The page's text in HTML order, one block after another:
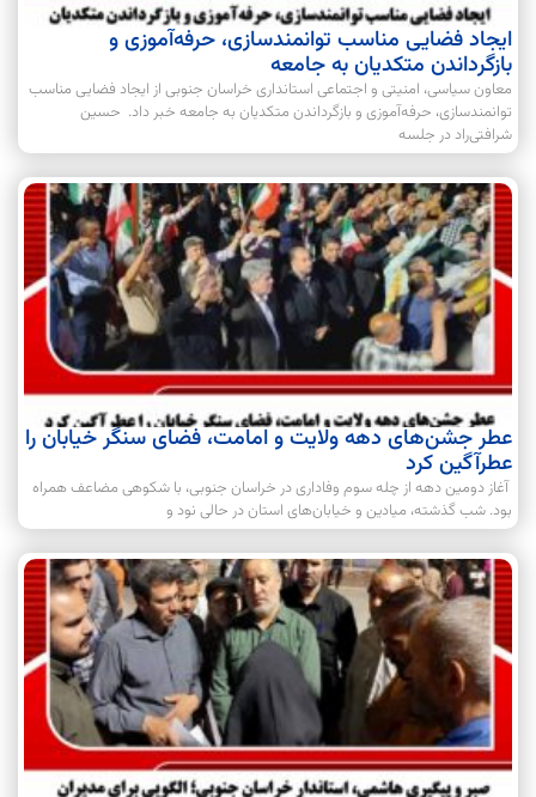
ایجاد فضایی مناسب توانمندسازی، حرفه‌آموزی و
بازگرداندن متکدیان به جامعه
معاون سیاسی، امنیتی و اجتماعی استانداری خراسان جنوبی از ایجاد فضایی مناسب
توانمندسازی، حرفه‌آموزی و بازگرداندن متکدیان به جامعه خبر داد. حسین
شرافتی‌راد در جلسه
عطر جشن‌های دهه ولایت و امامت، فضای سنگر خیابان را
عطرآگین کرد
آغاز دومین دهه از چله سوم وفاداری در خراسان جنوبی، با شکوهی مضاعف همراه
بود. شب گذشته، میادین و خیابان‌های استان در حالی نود و